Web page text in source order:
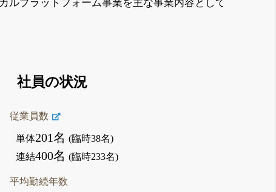
ルプラットフォーム事業を主な事業内容として
社員の状況
従業員数
単体201名(臨時38名)
連結400名(臨時233名)
平均勤続年数